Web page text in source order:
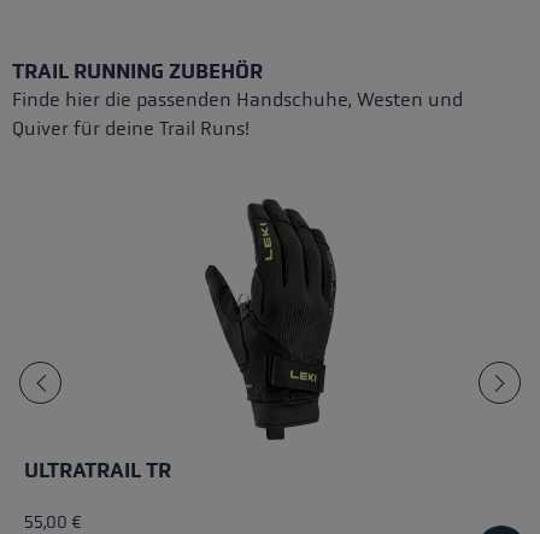
TRAIL RUNNING ZUBEHÖR
Finde hier die passenden Handschuhe, Westen und
Quiver für deine Trail Runs!
ULTRATRAIL TR
55,00 €